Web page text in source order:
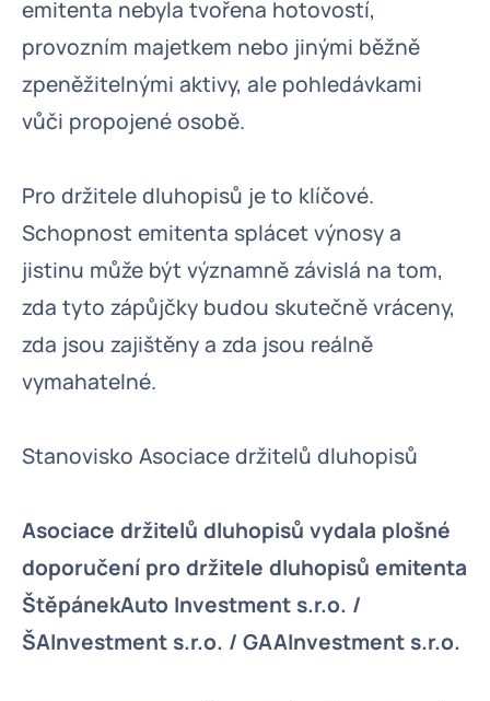
emitenta nebyla tvořena hotovostí,
provozním majetkem nebo jinými běžně
zpeněžitelnými aktivy, ale pohledávkami
vůči propojené osobě.
Pro držitele dluhopisů je to klíčové.
Schopnost emitenta splácet výnosy a
jistinu může být významně závislá na tom,
zda tyto zápůjčky budou skutečně vráceny,
zda jsou zajištěny a zda jsou reálně
vymahatelné.
Stanovisko Asociace držitelů dluhopisů
Asociace držitelů dluhopisů vydala plošné
doporučení pro držitele dluhopisů emitenta
ŠtěpánekAuto Investment s.r.o. /
ŠAInvestment s.r.o. / GAAInvestment s.r.o.